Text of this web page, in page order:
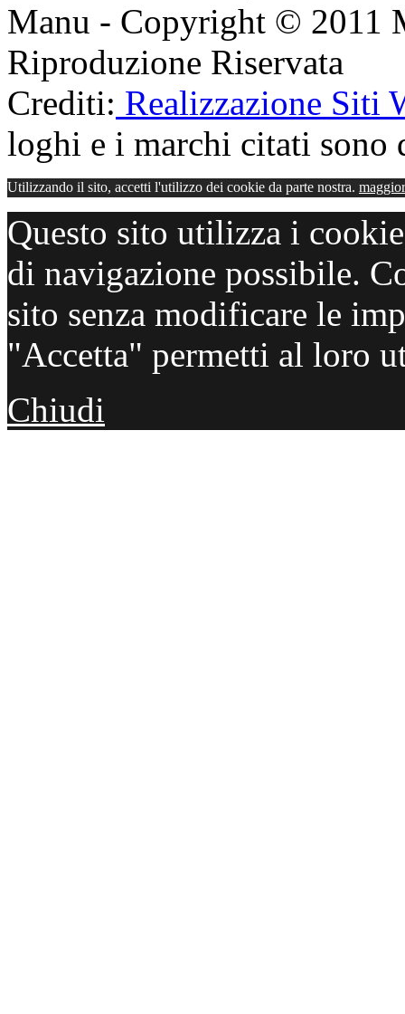
Manu - Copyright © 2011
Riproduzione Riservata
Crediti: Realizzazione Siti
loghi e i marchi citati
Utilizzando il sito, accetti l'utilizzo dei cookie da parte nostra.
Questo sito utilizza i
di navigazione possibile.
sito senza modificare le
"Accetta" permetti al loro
Chiudi